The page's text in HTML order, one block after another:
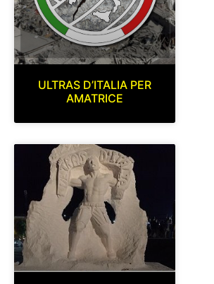
ULTRAS D’ITALIA PER
AMATRICE